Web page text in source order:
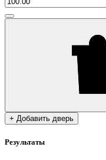
+ Добавить дверь
Результаты